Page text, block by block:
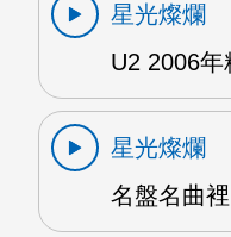
星光燦爛
U2 2006年
星光燦爛
名盤名曲